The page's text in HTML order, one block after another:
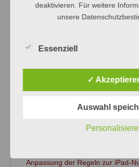
NEUESTE
Anpassung der Regeln zur iPad-
deaktivieren. Für weitere
unsere
Essenziell
✓
Auswahl